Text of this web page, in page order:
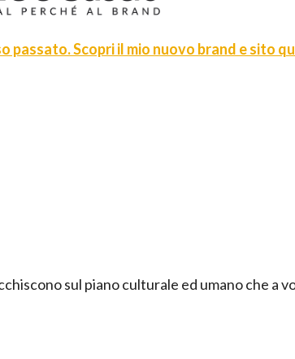
passato. Scopri il mio nuovo brand e sito
sul piano culturale ed umano che